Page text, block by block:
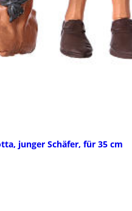
junger Schäfer, für 35 cm